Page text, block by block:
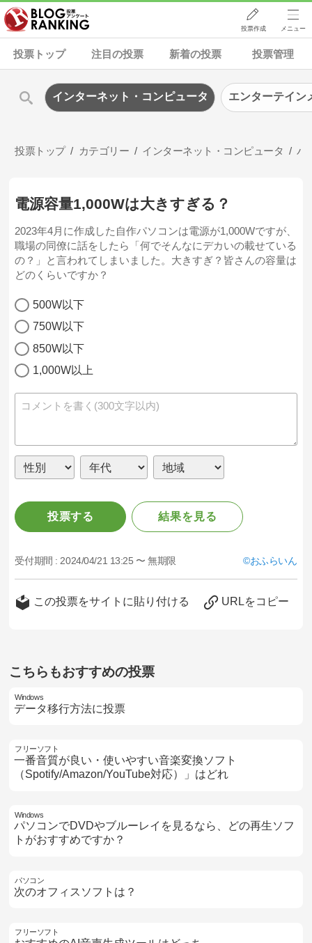
投票作成 メニュー
投票トップ 注目の投票 新着の投票 投票管理
投票トップ カテゴリー インターネット・コンピュータ パ
電源容量1,000Wは大きすぎる？
2023年4月に作成した自作パソコンは電源が1,000Wですが、
職場の同僚に話をしたら「何でそんなにデカいの載せている
の？」と言われてしまいました。大きすぎ？皆さんの容量は
どのくらいですか？
500W以下
750W以下
850W以下
1,000W以上
投票する 結果を見る
受付期間 : 2024/04/21 13:25 〜 無期限 おふらいん
この投票をサイトに貼り付ける URLをコピー
こちらもおすすめの投票
Windows
データ移行方法に投票
フリーソフト
一番音質が良い・使いやすい音楽変換ソフト
（Spotify/Amazon/YouTube対応）」はどれ
Windows
パソコンでDVDやブルーレイを見るなら、どの再生ソフ
トがおすすめですか？
パソコン
次のオフィスソフトは？
フリーソフト
インターネット・コンピュータ エンターテイン